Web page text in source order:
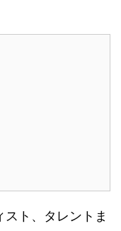
ト、タレントま